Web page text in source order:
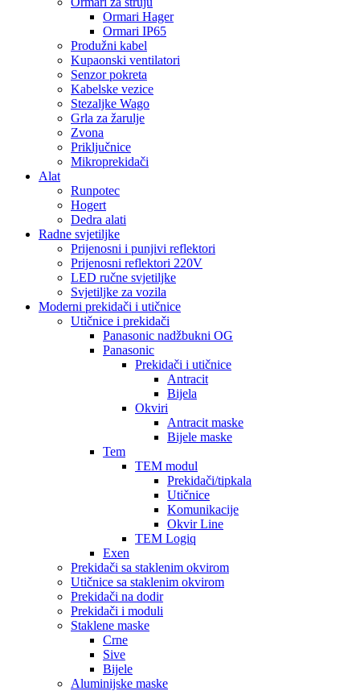
Ormari Hager
Ormari IP65
Produžni kabel
Kupaonski ventilatori
Senzor pokreta
Kabelske vezice
Stezaljke Wago
Grla za žarulje
Zvona
Priključnice
Mikroprekidači
Alat
Runpotec
Hogert
Dedra alati
Radne svjetiljke
Prijenosni i punjivi reflektori
Prijenosni reflektori 220V
LED ručne svjetiljke
Svjetiljke za vozila
Moderni prekidači i utičnice
Utičnice i prekidači
Panasonic nadžbukni OG
Panasonic
Prekidači i utičnice
Antracit
Bijela
Okviri
Antracit maske
Bijele maske
Tem
TEM modul
Prekidači/tipkala
Utičnice
Komunikacije
Okvir Line
TEM Logiq
Exen
Prekidači sa staklenim okvirom
Utičnice sa staklenim okvirom
Prekidači na dodir
Prekidači i moduli
Staklene maske
Crne
Sive
Bijele
Aluminijske maske